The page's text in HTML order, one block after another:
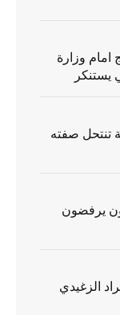
وزارة
يستنكر
تنتحل صفته
يرفضون
الزغيدي